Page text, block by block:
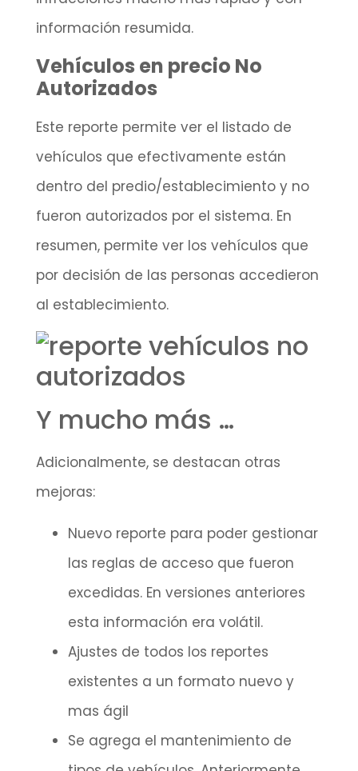
información resumida.
Vehículos en precio No
Autorizados
Este reporte permite ver el listado de
vehículos que efectivamente están
dentro del predio/establecimiento y no
fueron autorizados por el sistema. En
resumen, permite ver los vehículos que
por decisión de las personas accedieron
al establecimiento.
Y mucho más …
Adicionalmente, se destacan otras
mejoras:
Nuevo reporte para poder gestionar
las reglas de acceso que fueron
excedidas. En versiones anteriores
esta información era volátil.
Ajustes de todos los reportes
existentes a un formato nuevo y
mas ágil
Se agrega el mantenimiento de